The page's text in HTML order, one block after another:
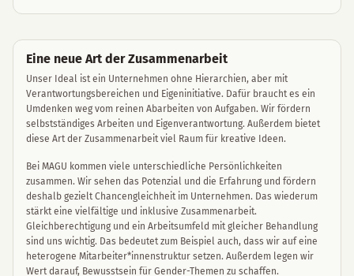
Eine neue Art der Zusammenarbeit
Unser Ideal ist ein Unternehmen ohne Hierarchien, aber mit
Verantwortungsbereichen und Eigeninitiative. Dafür braucht es ein
Umdenken weg vom reinen Abarbeiten von Aufgaben. Wir fördern
selbstständiges Arbeiten und Eigenverantwortung. Außerdem bietet
diese Art der Zusammenarbeit viel Raum für kreative Ideen.
Bei MAGU kommen viele unterschiedliche Persönlichkeiten
zusammen. Wir sehen das Potenzial und die Erfahrung und fördern
deshalb gezielt Chancengleichheit im Unternehmen. Das wiederum
stärkt eine vielfältige und inklusive Zusammenarbeit.
Gleichberechtigung und ein Arbeitsumfeld mit gleicher Behandlung
sind uns wichtig. Das bedeutet zum Beispiel auch, dass wir auf eine
heterogene Mitarbeiter*innenstruktur setzen. Außerdem legen wir
Wert darauf, Bewusstsein für Gender-Themen zu schaffen.